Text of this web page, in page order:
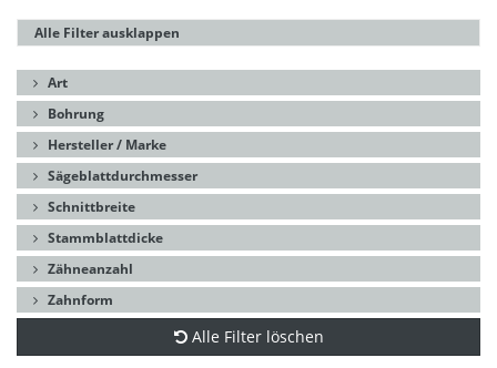
Alle Filter ausklappen
Art
Bohrung
Hersteller / Marke
Sägeblattdurchmesser
Schnittbreite
Stammblattdicke
Zähneanzahl
Zahnform
Alle Filter löschen